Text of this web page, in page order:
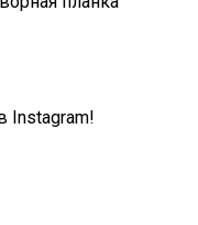
Instagram!